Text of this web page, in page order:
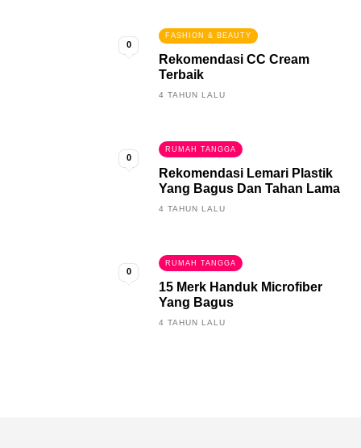
0
FASHION & BEAUTY
Rekomendasi CC Cream
Terbaik
4 TAHUN LALU
0
RUMAH TANGGA
Rekomendasi Lemari Plastik
Yang Bagus Dan Tahan Lama
4 TAHUN LALU
0
RUMAH TANGGA
15 Merk Handuk Microfiber
Yang Bagus
4 TAHUN LALU